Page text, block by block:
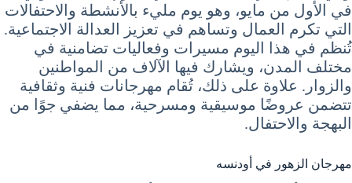
في الأول من مايو، وهو يوم مليء بالأنشطة والاحتفالات
التي تكرم العمال وتساهم في تعزيز العدالة الاجتماعية.
تُنظم في هذا اليوم مسيرات وفعاليات تضامنية في
مختلف المدن، ويشارك فيها الآلاف من المواطنين
والزوار. علاوة على ذلك، تُقام مهرجانات فنية وثقافية
تتضمن عروضًا موسيقية ومسرحية، مما يضفي جوًا من
البهجة والاحتفال.
مهرجان الزهور في أودنسه